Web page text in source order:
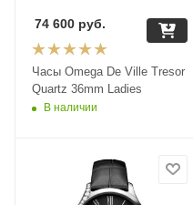
Часы Omega De Ville Tresor
Quartz 36mm Ladies
В наличии
74 600 руб.